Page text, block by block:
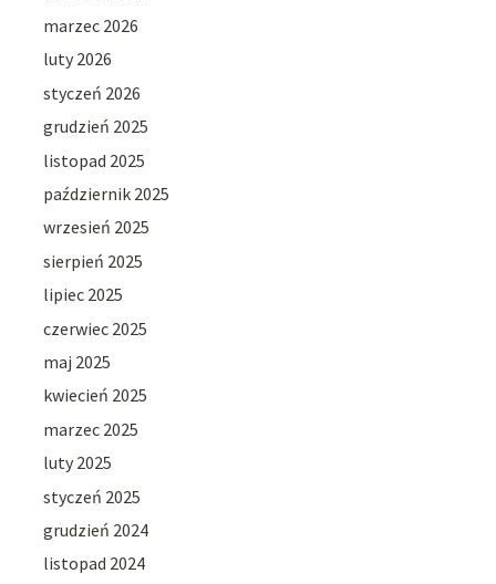
marzec 2026
luty 2026
styczeń 2026
grudzień 2025
listopad 2025
październik 2025
wrzesień 2025
sierpień 2025
lipiec 2025
czerwiec 2025
maj 2025
kwiecień 2025
marzec 2025
luty 2025
styczeń 2025
grudzień 2024
listopad 2024